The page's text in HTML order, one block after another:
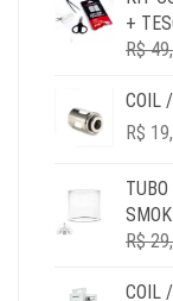
+
R$
COIL
R$
SMOK
R$
COIL